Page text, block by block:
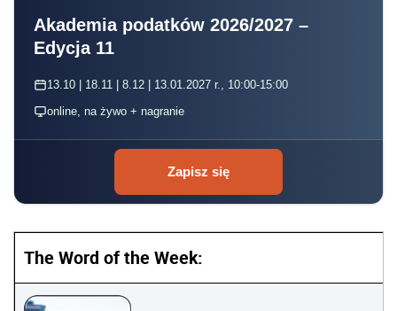
Akademia podatków 2026/2027 –
Edycja 11
13.10 | 18.11 | 8.12 | 13.01.2027 r., 10:00-15:00
online, na żywo + nagranie
Zapisz się
The Word of the Week: